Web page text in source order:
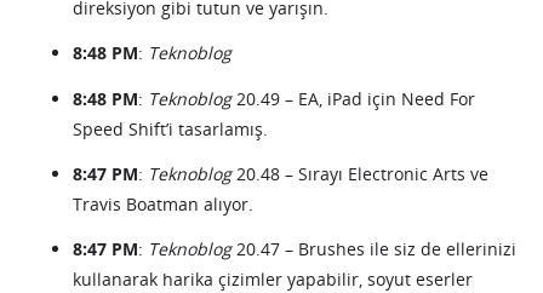
direksiyon gibi tutun ve yarışın.
8:48 PM: Teknoblog
8:48 PM: Teknoblog20.49 – EA, iPad için Need For
Speed Shift’i tasarlamış.
8:47 PM: Teknoblog20.48 – Sırayı Electronic Arts ve
Travis Boatman alıyor.
8:47 PM: Teknoblog20.47 – Brushes ile siz de ellerinizi
kullanarak harika çizimler yapabilir, soyut eserler